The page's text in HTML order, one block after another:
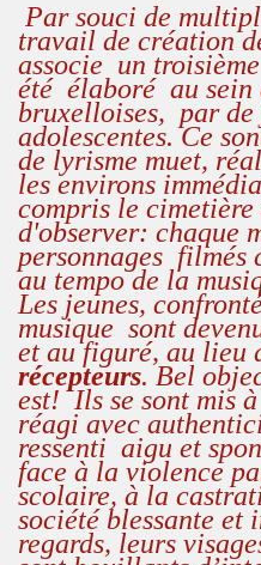
Par souci de
travail de création
associe un
été élaboré au sein
bruxelloises, par de
adolescentes. Ce
de lyrisme muet,
les environs
compris le
d'observer: chaque
personnages filmés
au tempo de la
Les jeunes,
musique sont
et au figuré, au lieu
récepteurs. Bel
est! Ils se sont mis
réagi avec
ressenti aigu et
face à la violence
scolaire, à la
société blessante et
regards, leurs